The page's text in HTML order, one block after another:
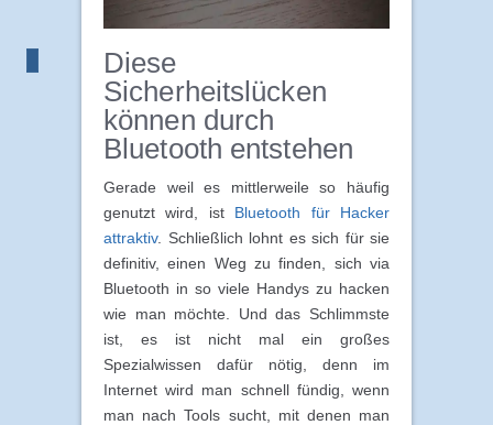
Diese
Sicherheitslücken
können durch
Bluetooth entstehen
Gerade weil es mittlerweile so häufig
genutzt wird, ist Bluetooth für Hacker
attraktiv. Schließlich lohnt es sich für sie
definitiv, einen Weg zu finden, sich via
Bluetooth in so viele Handys zu hacken
wie man möchte. Und das Schlimmste
ist, es ist nicht mal ein großes
Spezialwissen dafür nötig, denn im
Internet wird man schnell fündig, wenn
man nach Tools sucht, mit denen man